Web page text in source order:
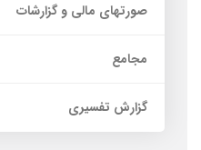
صورتهای مالی و گزارشات
مجامع
گزارش تفسیری